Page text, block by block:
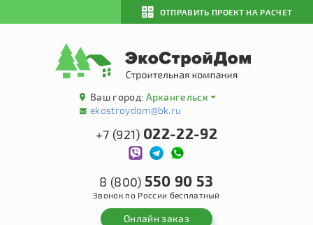
ОТПРАВИТЬ ПРОЕКТ НА РАСЧЕТ
Ваш город: Архангельск
ekostroydom@bk.ru
+7 (921) 022-22-92
8 (800) 550 90 53
Звонок по России бесплатный
Онлайн заказ